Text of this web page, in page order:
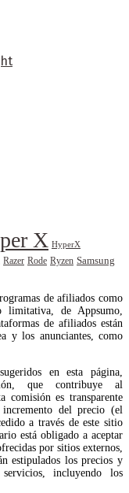
X HyperX
Razer Rode Ryzen Samsung
de afiliados como
limitativa, de Appsumo,
de afiliados están
y los anunciantes, como
en esta página,
que contribuye al
comisión es transparente
del precio (el
a través de este sitio
está obligado a aceptar
por sitios externos,
estipulados los precios y
incluyendo los